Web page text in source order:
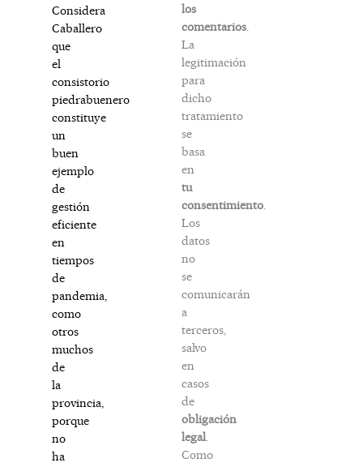
Considera
Caballero
que
el
consistorio
piedrabuenero
constituye
un
buen
ejemplo
de
gestión
eficiente
en
tiempos
de
pandemia,
como
otros
muchos
de
la
provincia,
porque
no
ha
los
comentarios.
La
legitimación
para
dicho
tratamiento
se
basa
en
tu
consentimiento.
Los
datos
no
se
comunicarán
a
terceros,
salvo
en
casos
de
obligación
legal.
Como